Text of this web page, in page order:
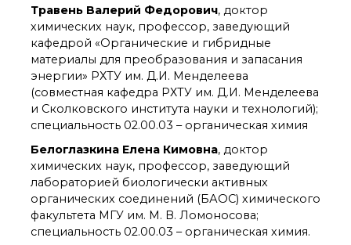
Искусственный
интеллект (ИИ)
в химии
Аддитивные
технологии
Электронная
микроскопия
Награды сотрудников
ИОХ РАН
Мероприятия
Конференции
Журналы
Национальные
проекты России
Травень Валерий Федорович, доктор
химических наук, профессор, заведующий
кафедрой «Органические и гибридные
материалы для преобразования и запасания
энергии» РХТУ им. Д.И. Менделеева
(совместная кафедра РХТУ им. Д.И. Менделеева
и Сколковского института науки и технологий);
специальность 02.00.03 – органическая химия
Белоглазкина Елена Кимовна, доктор
химических наук, профессор, заведующий
лабораторией биологически активных
органических соединений (БАОС) химического
факультета МГУ им. М. В. Ломоносова;
специальность 02.00.03 – органическая химия.